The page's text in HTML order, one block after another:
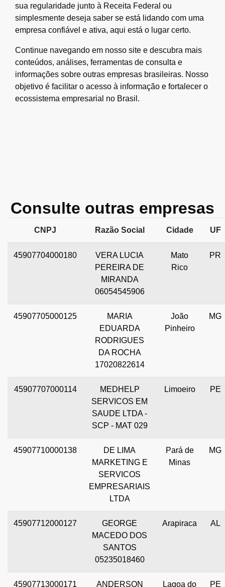
sua regularidade junto à Receita Federal ou
simplesmente deseja saber se está lidando com uma
empresa confiável e ativa, aqui está o lugar certo.
Continue navegando em nosso site e descubra mais
conteúdos, análises, ferramentas de consulta e
informações sobre outras empresas brasileiras. Nosso
objetivo é facilitar o acesso à informação e fortalecer o
ecossistema empresarial no Brasil.
Consulte outras empresas
CNPJ Razão Social Cidade UF
45907704000180
VERA LUCIA
PEREIRA DE
MIRANDA
06054545906
Mato
Rico
PR
45907705000125
MARIA
EDUARDA
RODRIGUES
DA ROCHA
17020822614
João
Pinheiro
MG
45907707000114
MEDHELP
SERVICOS EM
SAUDE LTDA -
SCP - MAT 029
Limoeiro PE
45907710000138
DE LIMA
MARKETING E
SERVICOS
EMPRESARIAIS
LTDA
Pará de
Minas
MG
45907712000127
GEORGE
MACEDO DOS
SANTOS
05235018460
Arapiraca AL
45907713000171 ANDERSON Lagoa do PE